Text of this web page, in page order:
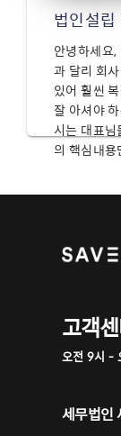
법인설
안녕하세요
과 달리 회
있어 훨씬
잘 아셔야
시는 대표
의 핵심내
고객
오전 9시 -
세무법인